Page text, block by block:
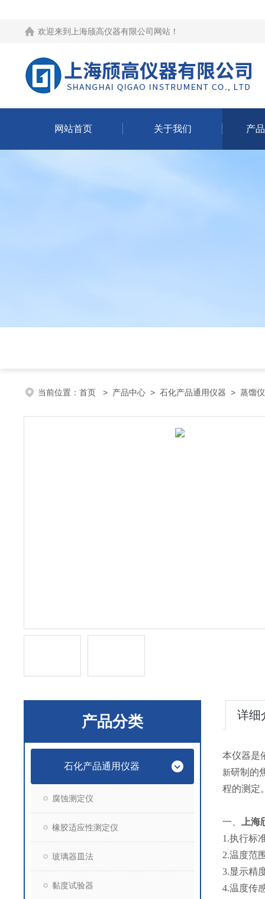
欢迎来到 上海颀高仪器有限公司网站 ！
网站首页 关于我们 产
当前位置： 首页 > 产品中心 > 石化产品通用仪器 > 蒸馏仪
产品分类
石化产品通用仪器
腐蚀测定仪
橡胶适应性测定仪
玻璃器皿法
黏度试验器
详细
本仪器是
新研制的
程的测定
一、
上海
1.执行标
2.温度范
3.显示精
4.温度传